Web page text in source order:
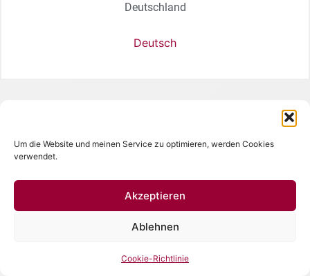
Um die Website und meinen Service zu optimieren, werden Cookies
verwendet.
Akzeptieren
Ablehnen
Cookie-Richtlinie
Deutschland
Deutsch